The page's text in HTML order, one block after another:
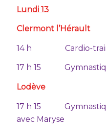
Lundi 13
Clermont
14 h Cardio-
17 h 15
Lodève
17 h 15
avec Maryse